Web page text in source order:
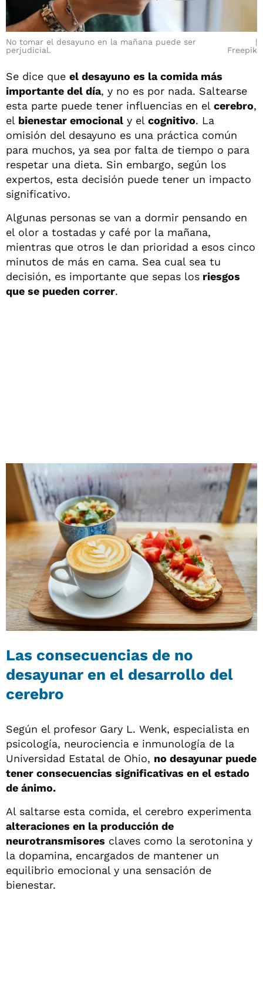
No tomar el desayuno en la mañana puede ser
perjudicial.
Freepik
Se dice que el desayuno es la comida más
importante del día, y no es por nada. Saltearse
esta parte puede tener influencias en el cerebro,
el bienestar emocional y el cognitivo. La
omisión del desayuno es una práctica común
para muchos, ya sea por falta de tiempo o para
respetar una dieta. Sin embargo, según los
expertos, esta decisión puede tener un impacto
significativo.
Algunas personas se van a dormir pensando en
el olor a tostadas y café por la mañana,
mientras que otros le dan prioridad a esos cinco
minutos de más en cama. Sea cual sea tu
decisión, es importante que sepas los riesgos
que se pueden correr.
Las consecuencias de no
desayunar en el desarrollo del
cerebro
Según el profesor Gary L. Wenk, especialista en
psicología, neurociencia e inmunología de la
Universidad Estatal de Ohio, no desayunar puede
tener consecuencias significativas en el estado
de ánimo.
Al saltarse esta comida, el cerebro experimenta
alteraciones en la producción de
neurotransmisores claves como la serotonina y
la dopamina, encargados de mantener un
equilibrio emocional y una sensación de
bienestar.